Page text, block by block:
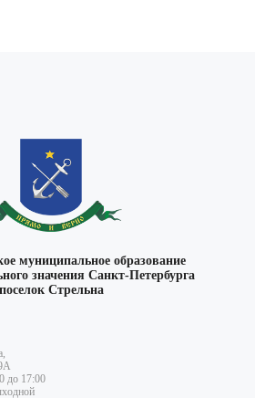
муниципальное образование
значения Санкт-Петербурга
поселок Стрельна
до 17:00